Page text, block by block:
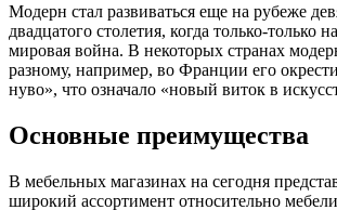
Модерн стал развиваться еще на рубеже
двадцатого столетия, когда только-только
мировая война. В некоторых странах
разному, например, во Франции его
нуво», что означало «новый виток в
Основные преимущества
В мебельных магазинах на сегодня
широкий ассортимент относительно